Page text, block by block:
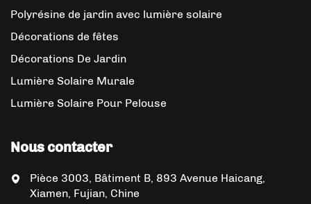
Polyrésine de jardin avec lumière solaire
Décorations de fêtes
Décorations De Jardin
Lumière Solaire Murale
Lumière Solaire Pour Pelouse
Nous contacter
Pièce 3003, Bâtiment B, 893 Avenue Haicang,
Xiamen, Fujian, Chine